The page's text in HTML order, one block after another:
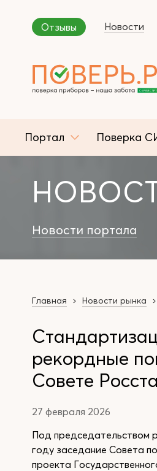
Отзывы Новости
Портал Поверка
Новости портала
Главная Новости рынка
рекордные
Совете
27 февраля 2026
Под председательством
году заседание Совета
проекта